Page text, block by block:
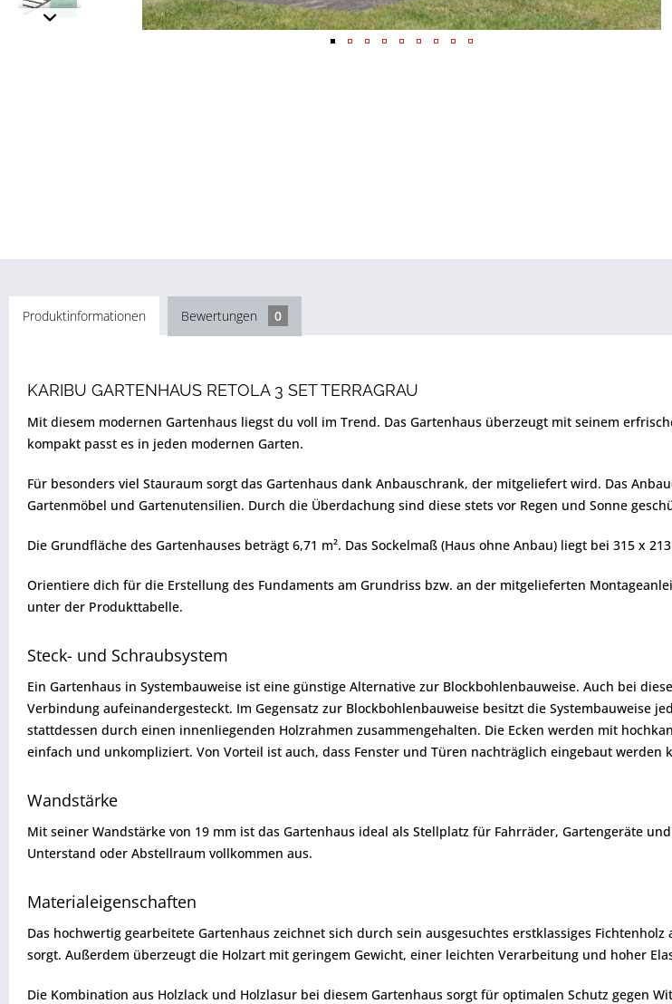
Produktinformationen Bewertungen 0
KARIBU GARTENHAUS RETOLA 3 SET TERRAGRAU
Mit diesem modernen Gartenhaus liegst du voll im Trend. Das Gartenhaus überzeugt mit seinem
kompakt passt es in jeden modernen Garten.
Für besonders viel Stauraum sorgt das Gartenhaus dank Anbauschrank, der mitgeliefert wird. Das
Gartenmöbel und Gartenutensilien. Durch die Überdachung sind diese stets vor Regen und Sonne
Die Grundfläche des Gartenhauses beträgt 6,71 m². Das Sockelmaß (Haus ohne Anbau) liegt bei 315 x
Orientiere dich für die Erstellung des Fundaments am Grundriss bzw. an der mitgelieferten
unter der Produkttabelle.
Steck- und Schraubsystem
Ein Gartenhaus in Systembauweise ist eine günstige Alternative zur Blockbohlenbauweise. Auch bei
Verbindung aufeinandergesteckt. Im Gegensatz zur Blockbohlenbauweise besitzt die Systembauweise
stattdessen durch einen innenliegenden Holzrahmen zusammengehalten. Die Ecken werden mit
einfach und unkompliziert. Von Vorteil ist auch, dass Fenster und Türen nachträglich eingebaut werden
Wandstärke
Mit seiner Wandstärke von 19 mm ist das Gartenhaus ideal als Stellplatz für Fahrräder, Gartengeräte
Unterstand oder Abstellraum vollkommen aus.
Materialeigenschaften
Das hochwertig gearbeitete Gartenhaus zeichnet sich durch sein ausgesuchtes erstklassiges
sorgt. Außerdem überzeugt die Holzart mit geringem Gewicht, einer leichten Verarbeitung und hoher
Die Kombination aus Holzlack und Holzlasur bei diesem Gartenhaus sorgt für optimalen Schutz gegen